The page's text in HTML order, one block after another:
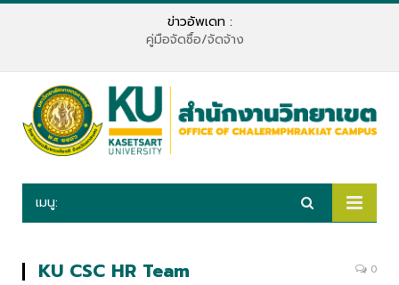
ข่าวอัพเดท :
คู่มือจัดซื้อ/จัดจ้าง
เมนู:
KU CSC HR Team 0